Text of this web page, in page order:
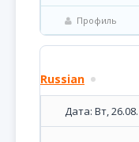
Профиль
Russian
Дата: Вт,